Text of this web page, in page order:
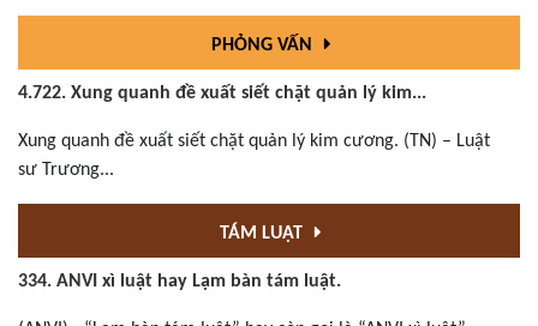
PHỎNG VẤN
4.722. Xung quanh đề xuất siết chặt quản lý kim...
Xung quanh đề xuất siết chặt quản lý kim cương. (TN) – Luật
sư Trương...
TÁM LUẬT
334. ANVI xì luật hay Lạm bàn tám luật.